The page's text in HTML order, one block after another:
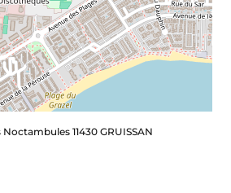
11430 GRUISSAN